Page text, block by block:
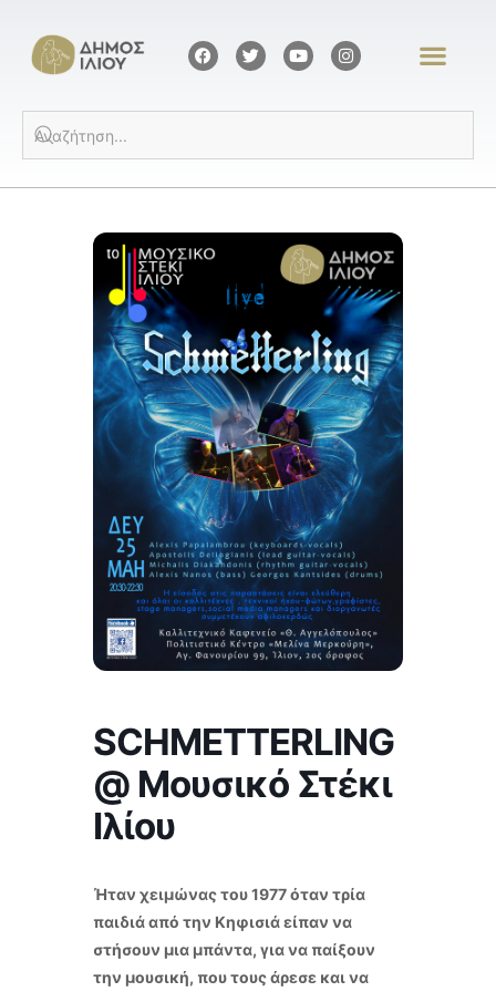
SCHMETTERLING
@ Μουσικό Στέκι
Ιλίου
Ήταν χειμώνας του 1977 όταν τρία
παιδιά από την Κηφισιά είπαν να
στήσουν μια μπάντα, για να παίξουν
την μουσική, που τους άρεσε και να